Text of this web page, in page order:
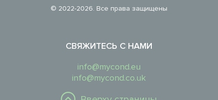
© 2022-2026. Все права защищены
СВЯЖИТЕСЬ С НАМИ
info@mycond.eu
info@mycond.co.uk